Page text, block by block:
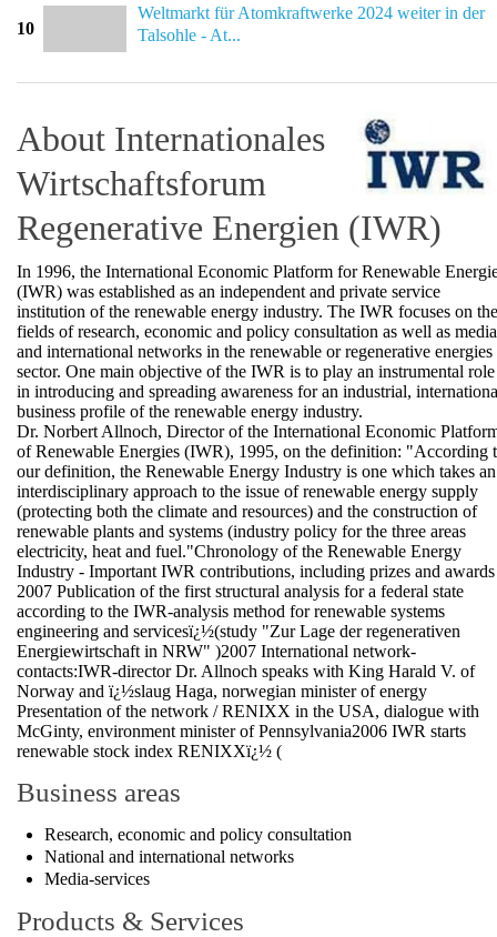
10
Weltmarkt für Atomkraftwerke 2024 weiter in der
Talsohle - At...
About Internationales
Wirtschaftsforum
Regenerative Energien (IWR)
In 1996, the International Economic Platform for Renewable
(IWR) was established as an independent and private service
institution of the renewable energy industry. The IWR focuses on the
fields of research, economic and policy consultation as well as media
and international networks in the renewable or regenerative energies
sector. One main objective of the IWR is to play an instrumental role
in introducing and spreading awareness for an industrial,
business profile of the renewable energy industry.
Dr. Norbert Allnoch, Director of the International Economic
of Renewable Energies (IWR), 1995, on the definition: "According
our definition, the Renewable Energy Industry is one which takes an
interdisciplinary approach to the issue of renewable energy supply
(protecting both the climate and resources) and the construction of
renewable plants and systems (industry policy for the three areas
electricity, heat and fuel."Chronology of the Renewable Energy
Industry - Important IWR contributions, including prizes and
2007 Publication of the first structural analysis for a federal state
according to the IWR-analysis method for renewable systems
engineering and servicesï¿½(study "Zur Lage der regenerativen
Energiewirtschaft in NRW" )2007 International network-
contacts:IWR-director Dr. Allnoch speaks with King Harald V. of
Norway and ï¿½slaug Haga, norwegian minister of energy
Presentation of the network / RENIXX in the USA, dialogue with
McGinty, environment minister of Pennsylvania2006 IWR starts
renewable stock index RENIXXï¿½ (
Business areas
Research, economic and policy consultation
National and international networks
Media-services
Products & Services